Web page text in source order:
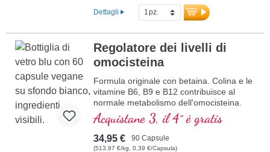
Dettagli
Regolatore dei livelli di
omocisteina
Formula originale con betaina. Colina e le
vitamine B6, B9 e B12 contribuisce al
normale metabolismo dell'omocisteina.
Betaina deve essere incluso con minimo
1,5 g di avere un effetto sui livelli di
omocisteina. Vitamine del gruppo B in
forma bioattiva
Acquistane 3, il 4° è gratis
34,95 € 90 Capsule
(513,97 €/kg, 0,39 €/Capsula)